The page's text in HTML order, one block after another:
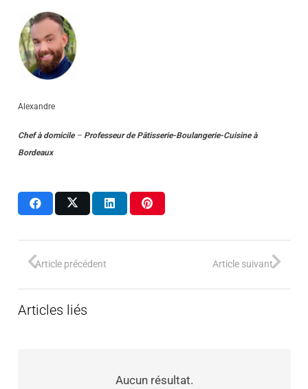
Alexandre
Chef à domicile– Professeur de Pâtisserie-Boulangerie-Cuisine à
Bordeaux
Article précédent Article suivant
Articles liés
Aucun résultat.